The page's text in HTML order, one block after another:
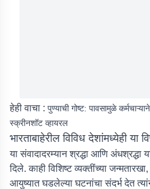
हेही वाचा : पुण्याची गोष्ट: पावसामुळे
स्क्रीनशॉट व्हायरल
भारताबाहेरील विविध देशांमध्येही या
या संवादादरम्यान श्रद्धा आणि अंधश्रद्धा
दिले. काही विशिष्ट व्यक्तींच्या
आयुष्यात घडलेल्या घटनांचा संदर्भ देत